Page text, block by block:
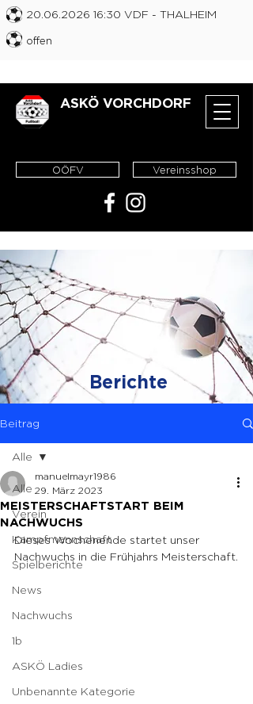
ASKÖ VORCHDORF
OÖFV Vereinsshop
20.06.2026 16:30 VDF - THALHEIM
offen
Berichte
Beitrag
Alle
Verein
Kampfmannschaft
Spielberichte
News
Nachwuchs
1b
ASKÖ Ladies
Unbenannte Kategorie
Alle
MEISTERSCHAFTSTART BEIM
NACHWUCHS
manuelmayr1986
29. März 2023
Dieses Wochenende startet unser
Nachwuchs in die Frühjahrs Meisterschaft.